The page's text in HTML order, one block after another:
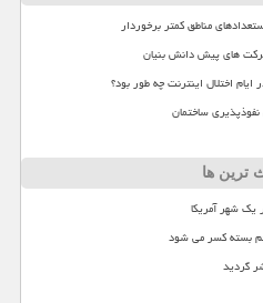
مناطق کمتر برخوردار
های پیش دانش بنیان
اختلال اینترنت چه طور بود؟
ساختمان
ترین ها
شهر آمریکا
بسته کسر می شود
گردید